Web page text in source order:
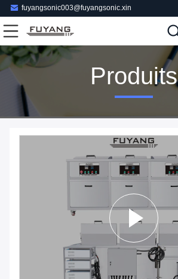
fuyangsonic003@fuyangsonic.xin
Produits